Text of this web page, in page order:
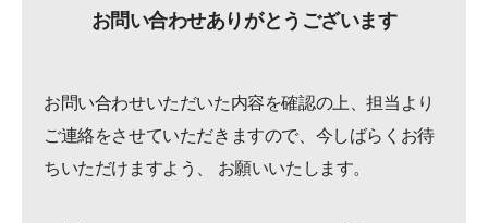
お問い合わせありがとうございます
お問い合わせいただいた内容を確認の上、担当より
ご連絡をさせていただきますので、今しばらくお待
ちいただけますよう、 お願いいたします。